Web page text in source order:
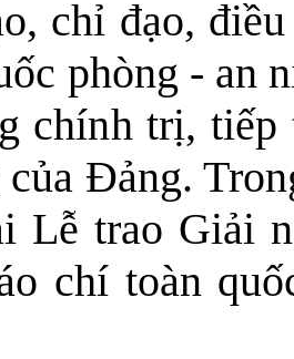
chỉ đạo,
phòng - an
chính trị, tiếp
của Đảng.
Lễ trao Giải
chí toàn